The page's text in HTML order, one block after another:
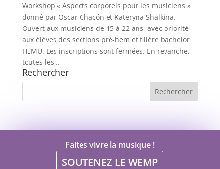
Workshop « Aspects corporels pour les musiciens »
donné par Oscar Chacón et Kateryna Shalkina.
Ouvert aux musiciens de 15 à 22 ans, avec priorité
aux élèves des sections pré-hem et filière bachelor
HEMU. Les inscriptions sont fermées. En revanche,
toutes les...
Rechercher
Faites vivre la musique !
SOUTENEZ LE WEMP